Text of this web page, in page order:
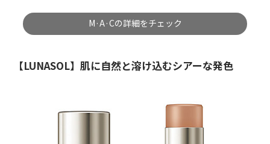
M·A·Cの詳細をチェック
【LUNASOL】肌に自然と溶け込むシアーな発色